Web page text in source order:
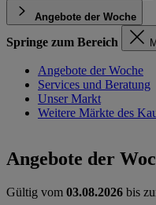
Angebote der Woche
Springe zum Bereich
Angebote der Woche
Services und Beratung
Unser Markt
Weitere Märkte des
Angebote der
Gültig vom 03.08.2026 bis